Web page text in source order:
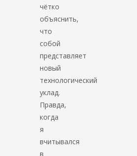
чётко
объяснить,
что
собой
представляет
новый
технологический
уклад.
Правда,
когда
я
вчитывался
в